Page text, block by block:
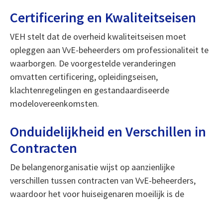
Certificering en Kwaliteitseisen
VEH stelt dat de overheid kwaliteitseisen moet
opleggen aan VvE-beheerders om professionaliteit te
waarborgen. De voorgestelde veranderingen
omvatten certificering, opleidingseisen,
klachtenregelingen en gestandaardiseerde
modelovereenkomsten.
Onduidelijkheid en Verschillen in
Contracten
De belangenorganisatie wijst op aanzienlijke
verschillen tussen contracten van VvE-beheerders,
waardoor het voor huiseigenaren moeilijk is de